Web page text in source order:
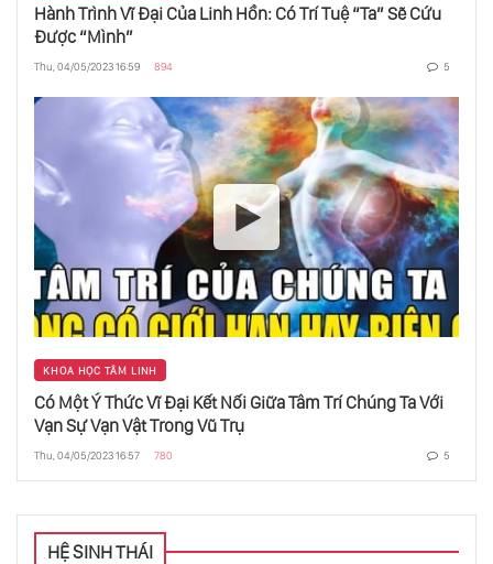
Hành Trình Vĩ Đại Của Linh Hồn: Có Trí Tuệ “Ta” Sẽ Cứu
Được “Mình”
Thu, 04/05/2023 16:59 894 5
KHOA HỌC TÂM LINH
Có Một Ý Thức Vĩ Đại Kết Nối Giữa Tâm Trí Chúng Ta Với
Vạn Sự Vạn Vật Trong Vũ Trụ
Thu, 04/05/2023 16:57 780 5
HỆ SINH THÁI